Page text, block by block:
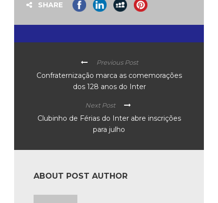
SHARE
Previous Post
Confraternização marca as comemorações
dos 128 anos do Inter
Next Post
Clubinho de Férias do Inter abre inscrições
para julho
ABOUT POST AUTHOR